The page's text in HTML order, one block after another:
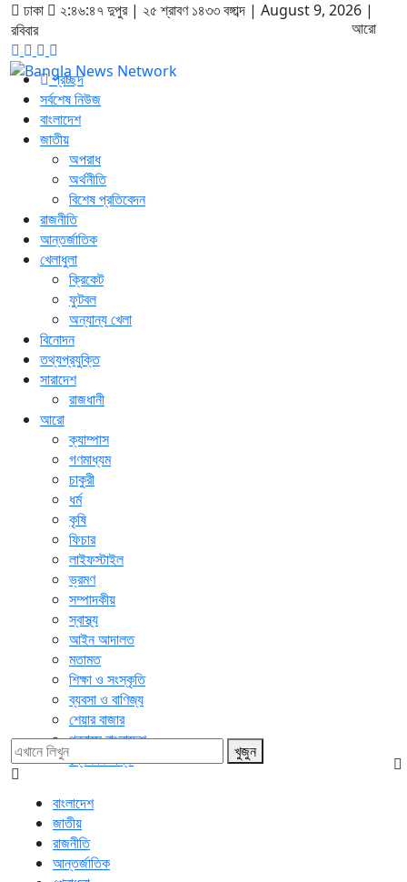
ঢাকা ২:৪৬:৪৮ দুপুর| ২৫ শ্রাবণ ১৪৩৩ বঙ্গাব্দ | August 9, 2026 |
রবিবার
প্রচ্ছদ
সর্বশেষ নিউজ
বাংলাদেশ
জাতীয়
অপরাধ
অর্থনীতি
বিশেষ প্রতিবেদন
রাজনীতি
আন্তর্জাতিক
খেলাধুলা
ক্রিকেট
ফুটবল
অন্যান্য খেলা
বিনোদন
তথ্যপ্রযুক্তি
সারাদেশ
রাজধানী
আরো
ক্যাম্পাস
গণমাধ্যম
চাকুরী
ধর্ম
কৃষি
ফিচার
লাইফস্টাইল
ভ্রমণ
সম্পাদকীয়
স্বাস্থ্য
আইন আদালত
মতামত
শিক্ষা ও সংস্কৃতি
ব্যবসা ও বাণিজ্য
শেয়ার বাজার
প্রবাসে বাংলাদেশ
প্রেস বিজ্ঞপ্তি
আরো
খুজুন
বাংলাদেশ
জাতীয়
রাজনীতি
আন্তর্জাতিক